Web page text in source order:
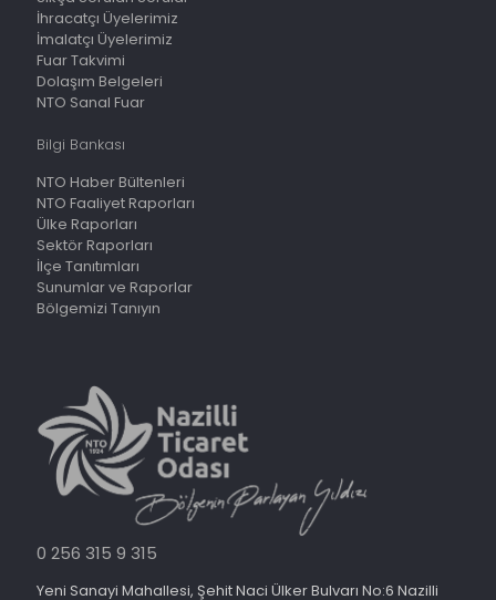
İhracatçı Üyelerimiz
İmalatçı Üyelerimiz
Fuar Takvimi
Dolaşım Belgeleri
NTO Sanal Fuar
Bilgi Bankası
NTO Haber Bültenleri
NTO Faaliyet Raporları
Ülke Raporları
Sektör Raporları
İlçe Tanıtımları
Sunumlar ve Raporlar
Bölgemizi Tanıyın
0 256 315 9 315
Yeni Sanayi Mahallesi, Şehit Naci Ülker Bulvarı No:6 Nazilli